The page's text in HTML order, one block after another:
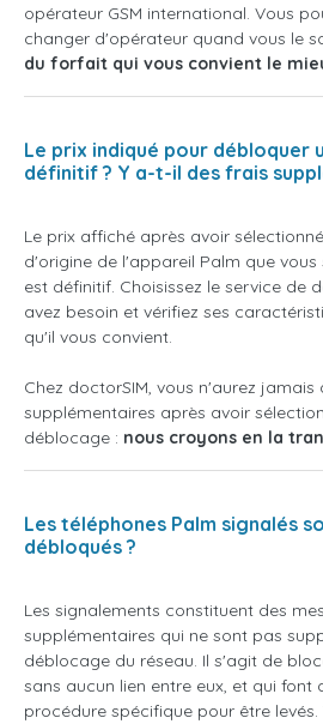
opérateur GSM international. Vous
changer d'opérateur quand vous le
du forfait qui vous convient le
Le prix indiqué pour débloquer
définitif ? Y a-t-il des frais
Le prix affiché après avoir
d'origine de l'appareil Palm que
est définitif. Choisissez le service de
avez besoin et vérifiez ses
qu'il vous convient.
Chez doctorSIM, vous n'aurez jamais
supplémentaires après avoir
déblocage : nous croyons en la
Les téléphones Palm signalés
débloqués ?
Les signalements constituent des
supplémentaires qui ne sont pas
déblocage du réseau. Il s'agit de
sans aucun lien entre eux, et qui font
procédure spécifique pour être